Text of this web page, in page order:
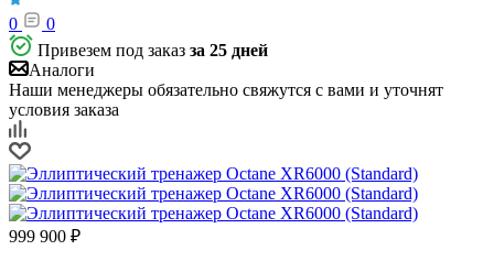
0
0
Привезем под заказ за 25 дней
Аналоги
Наши менеджеры обязательно свяжутся с вами и уточнят
условия заказа
999 900 ₽